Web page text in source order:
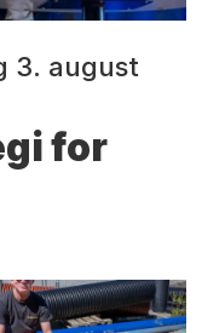
3. august
for